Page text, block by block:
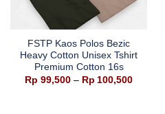
FSTP Kaos Polos Bezic
Heavy Cotton Unisex Tshirt
Premium Cotton 16s
Rp 99,500 – Rp 100,500Rentang